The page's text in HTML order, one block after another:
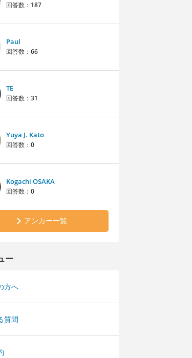
回答数： 187
Paul
回答数： 66
TE
回答数： 31
Yuya J. Kato
回答数： 0
Kogachi OSAKA
回答数： 0
アンカー一覧
ー
方へ
質問